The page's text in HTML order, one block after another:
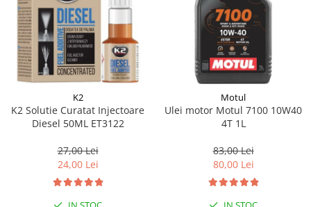
K2
K2 Solutie Curatat Injectoare
Diesel 50ML ET3122
27,00 Lei
24,00 Lei
Motul
Ulei motor Motul 7100 10W40
4T 1L
83,00 Lei
80,00 Lei